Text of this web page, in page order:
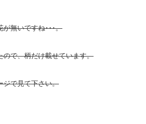
が無いですね･･･。
ので、柄だけ載せています。
ジで見て下さい。